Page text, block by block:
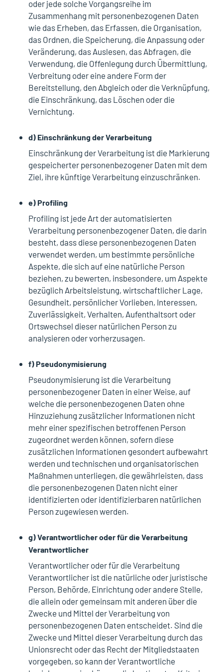
oder jede solche Vorgangsreihe im
Zusammenhang mit personenbezogenen Daten
wie das Erheben, das Erfassen, die Organisation,
das Ordnen, die Speicherung, die Anpassung oder
Veränderung, das Auslesen, das Abfragen, die
Verwendung, die Offenlegung durch Übermittlung,
Verbreitung oder eine andere Form der
Bereitstellung, den Abgleich oder die Verknüpfung,
die Einschränkung, das Löschen oder die
Vernichtung.
d) Einschränkung der Verarbeitung
Einschränkung der Verarbeitung ist die Markierung
gespeicherter personenbezogener Daten mit dem
Ziel, ihre künftige Verarbeitung einzuschränken.
e) Profiling
Profiling ist jede Art der automatisierten
Verarbeitung personenbezogener Daten, die darin
besteht, dass diese personenbezogenen Daten
verwendet werden, um bestimmte persönliche
Aspekte, die sich auf eine natürliche Person
beziehen, zu bewerten, insbesondere, um Aspekte
bezüglich Arbeitsleistung, wirtschaftlicher Lage,
Gesundheit, persönlicher Vorlieben, Interessen,
Zuverlässigkeit, Verhalten, Aufenthaltsort oder
Ortswechsel dieser natürlichen Person zu
analysieren oder vorherzusagen.
f) Pseudonymisierung
Pseudonymisierung ist die Verarbeitung
personenbezogener Daten in einer Weise, auf
welche die personenbezogenen Daten ohne
Hinzuziehung zusätzlicher Informationen nicht
mehr einer spezifischen betroffenen Person
zugeordnet werden können, sofern diese
zusätzlichen Informationen gesondert aufbewahrt
werden und technischen und organisatorischen
Maßnahmen unterliegen, die gewährleisten, dass
die personenbezogenen Daten nicht einer
identifizierten oder identifizierbaren natürlichen
Person zugewiesen werden.
g) Verantwortlicher oder für die Verarbeitung
Verantwortlicher
Verantwortlicher oder für die Verarbeitung
Verantwortlicher ist die natürliche oder juristische
Person, Behörde, Einrichtung oder andere Stelle,
die allein oder gemeinsam mit anderen über die
Zwecke und Mittel der Verarbeitung von
personenbezogenen Daten entscheidet. Sind die
Zwecke und Mittel dieser Verarbeitung durch das
Unionsrecht oder das Recht der Mitgliedstaaten
vorgegeben, so kann der Verantwortliche